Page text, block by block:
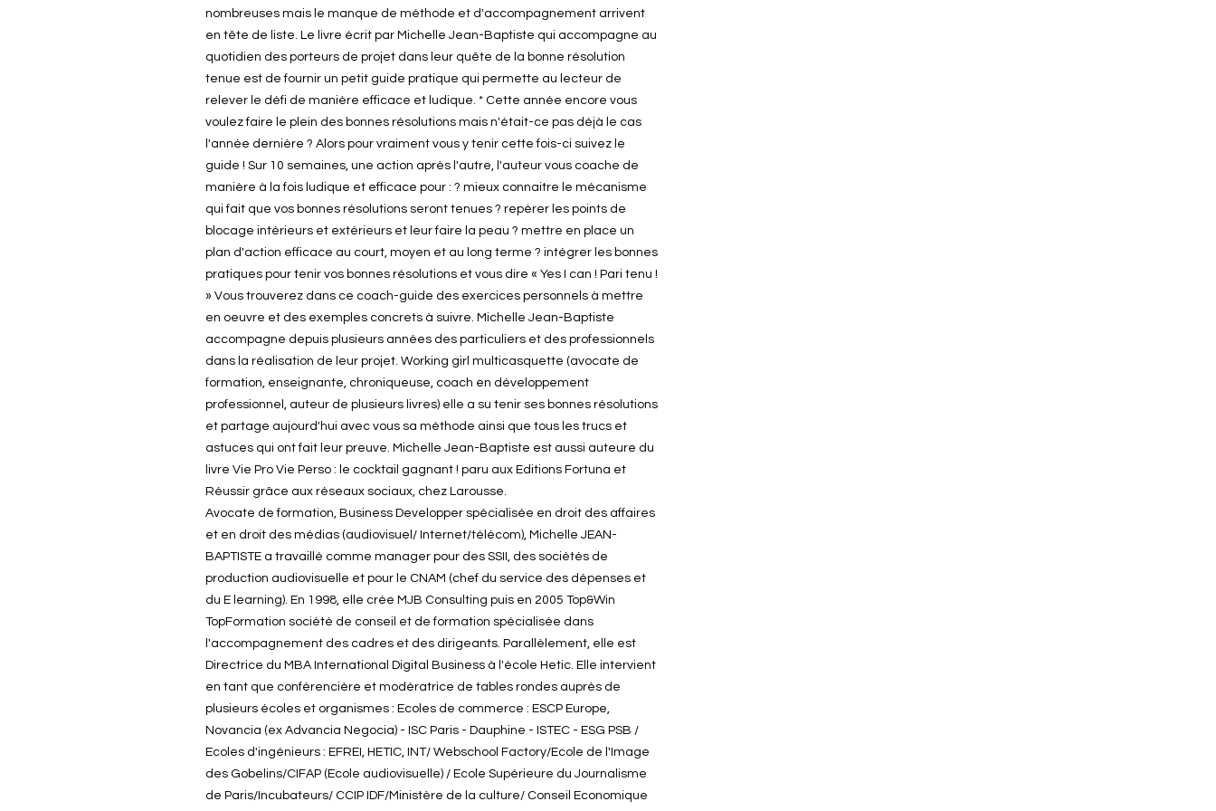
nombreuses mais le manque de méthode et d'accompagnement arrivent
en tête de liste. Le livre écrit par Michelle Jean-Baptiste qui accompagne au
quotidien des porteurs de projet dans leur quête de la bonne résolution
tenue est de fournir un petit guide pratique qui permette au lecteur de
relever le défi de manière efficace et ludique. * Cette année encore vous
voulez faire le plein des bonnes résolutions mais n'était-ce pas déjà le cas
l'année dernière ? Alors pour vraiment vous y tenir cette fois-ci suivez le
guide ! Sur 10 semaines, une action après l'autre, l'auteur vous coache de
manière à la fois ludique et efficace pour : ? mieux connaitre le mécanisme
qui fait que vos bonnes résolutions seront tenues ? repérer les points de
blocage intérieurs et extérieurs et leur faire la peau ? mettre en place un
plan d'action efficace au court, moyen et au long terme ? intégrer les bonnes
pratiques pour tenir vos bonnes résolutions et vous dire « Yes I can ! Pari tenu !
» Vous trouverez dans ce coach-guide des exercices personnels à mettre
en oeuvre et des exemples concrets à suivre. Michelle Jean-Baptiste
accompagne depuis plusieurs années des particuliers et des professionnels
dans la réalisation de leur projet. Working girl multicasquette (avocate de
formation, enseignante, chroniqueuse, coach en développement
professionnel, auteur de plusieurs livres) elle a su tenir ses bonnes résolutions
et partage aujourd'hui avec vous sa méthode ainsi que tous les trucs et
astuces qui ont fait leur preuve. Michelle Jean-Baptiste est aussi auteure du
livre Vie Pro Vie Perso : le cocktail gagnant ! paru aux Editions Fortuna et
Réussir grâce aux réseaux sociaux, chez Larousse.
Avocate de formation, Business Developper spécialisée en droit des affaires
et en droit des médias (audiovisuel/ Internet/télécom), Michelle JEAN-
BAPTISTE a travaillé comme manager pour des SSII, des sociétés de
production audiovisuelle et pour le CNAM (chef du service des dépenses et
du E learning). En 1998, elle crée MJB Consulting puis en 2005 Top&Win
TopFormation société de conseil et de formation spécialisée dans
l'accompagnement des cadres et des dirigeants. Parallèlement, elle est
Directrice du MBA International Digital Business à l'école Hetic. Elle intervient
en tant que conférencière et modératrice de tables rondes auprès de
plusieurs écoles et organismes : Ecoles de commerce : ESCP Europe,
Novancia (ex Advancia Negocia) - ISC Paris - Dauphine - ISTEC - ESG PSB /
Ecoles d'ingénieurs : EFREI, HETIC, INT/ Webschool Factory/Ecole de l'Image
des Gobelins/CIFAP (Ecole audiovisuelle) / Ecole Supérieure du Journalisme
de Paris/Incubateurs/ CCIP IDF/Ministère de la culture/ Conseil Economique